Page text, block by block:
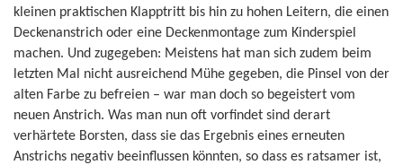
kleinen praktischen Klapptritt bis hin zu hohen Leitern, die einen
Deckenanstrich oder eine Deckenmontage zum Kinderspiel
machen. Und zugegeben: Meistens hat man sich zudem beim
letzten Mal nicht ausreichend Mühe gegeben, die Pinsel von der
alten Farbe zu befreien – war man doch so begeistert vom
neuen Anstrich. Was man nun oft vorfindet sind derart
verhärtete Borsten, dass sie das Ergebnis eines erneuten
Anstrichs negativ beeinflussen könnten, so dass es ratsamer ist,